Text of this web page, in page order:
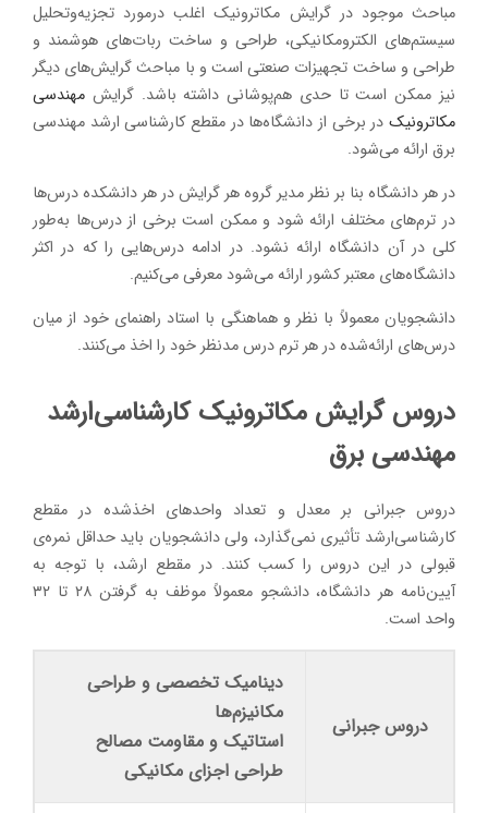
مباحث موجود در گرایش مکاترونیک اغلب درمورد تجزیه‌وتحلیل
سیستم‌های الکترومکانیکی، طراحی و ساخت ربات‌های هوشمند و
طراحی و ساخت تجهیزات صنعتی است و با مباحث گرایش‌های دیگر
نیز ممکن است تا حدی هم‌پوشانی داشته باشد. گرایش مهندسی
مکاترونیک در برخی از دانشگاه‌ها در مقطع کارشناسی ارشد مهندسی
برق ارائه می‌شود.
در هر دانشگاه بنا بر نظر مدیر گروه هر گرایش در هر دانشکده درس‌ها
در ترم‌های مختلف ارائه شود و ممکن است برخی از درس‌ها به‌طور
کلی در آن دانشگاه ارائه نشود. در ادامه درس‌هایی را که در اکثر
دانشگاه‌های معتبر کشور ارائه می‌شود معرفی می‌کنیم.
دانشجویان معمولاً با نظر و هماهنگی با استاد راهنمای خود از میان
درس‌های ارائه‌شده در هر ترم درس مدنظر خود را اخذ می‌کنند.
دروس گرایش مکاترونیک کارشناسی‌ارشد
مهندسی برق
دروس جبرانی بر معدل و تعداد واحدهای اخذشده در مقطع
کارشناسی‌ارشد تأثیری نمی‌گذارد، ولی دانشجویان باید حداقل نمره‌ی
قبولی در این دروس را کسب کنند. در مقطع ارشد، با توجه به
آیین‌نامه هر دانشگاه، دانشجو معمولاً موظف به گرفتن ۲۸ تا ۳۲
واحد است.
دروس جبرانی
دینامیک تخصصی و طراحی
مکانیزم‌ها
استاتیک و مقاومت مصالح
طراحی اجزای مکانیکی